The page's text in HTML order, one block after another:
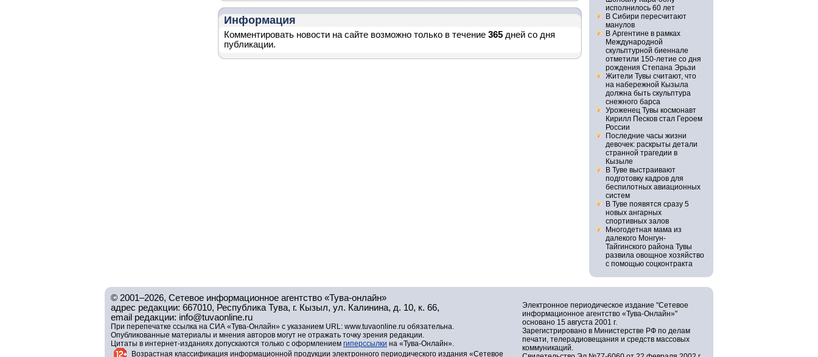
Информация
Комментировать новости на сайте возможно только в течение 365 дней со дня
публикации.
исполнилось 60 лет
В Сибири пересчитают
манулов
В Аргентине в рамках
Международной
скульптурной биеннале
отметили 150-летие со дня
рождения Степана Эрьзи
Жители Тувы считают, что
на набережной Кызыла
должна быть скульптура
снежного барса
Уроженец Тувы космонавт
Кирилл Песков стал Героем
России
Последние часы жизни
девочек: раскрыты детали
странной трагедии в
Кызыле
В Туве выстраивают
подготовку кадров для
беспилотных авиационных
систем
В Туве появятся сразу 5
новых ангарных
спортивных залов
Многодетная мама из
далекого Монгун-
Тайгинского района Тувы
развила овощное хозяйство
с помощью соцконтракта
© 2001–2026, Сетевое информационное агентство «Тува-онлайн»
адрес редакции: 667010, Республика Тува, г. Кызыл, ул. Калинина, д. 10, к. 66,
email редакции: info@tuvaonline.ru
При перепечатке ссылка на СИА «Тува-Онлайн» с указанием URL: www.tuvaonline.ru обязательна.
Опубликованные материалы и мнения авторов могут не отражать точку зрения редакции.
Цитаты в интернет-изданиях допускаются только с оформлением гиперссылки на «Тува-Онлайн».
Возрастная классификация информационной продукции электронного периодического издания «Сетевое
Электронное периодическое издание "Сетевое
информационное агентство «Тува-Онлайн»"
основано 15 августа 2001 г.
Зарегистрировано в Министерстве РФ по делам
печати, телерадиовещания и средств массовых
коммуникаций.